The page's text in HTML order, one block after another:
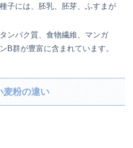
子には、胚乳、胚芽、ふすまが
ンパク質、食物繊維、マンガ
B群が豊富に含まれています。
麦粉の違い